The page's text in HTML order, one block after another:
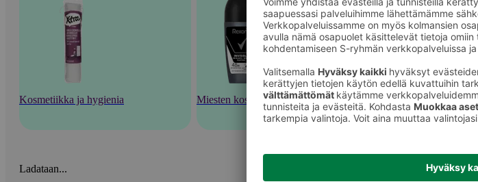
Kosmetiikka ja hygienia Miesten kosmetiikka Miesten deodorantit
Ladataan...